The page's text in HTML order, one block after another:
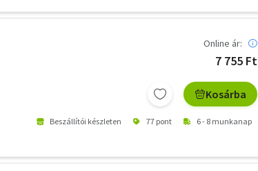
Online ár:
7 755 Ft
Kosárba
Beszállítói készleten 77 pont 6 - 8 munkanap